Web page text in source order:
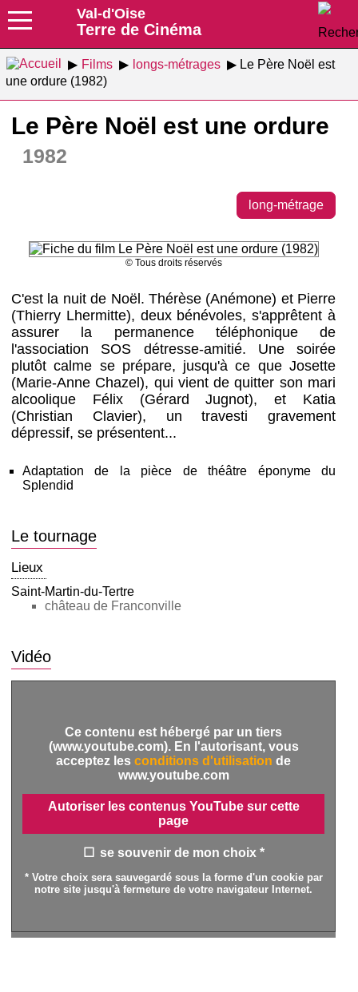
Val-d'Oise
Terre de Cinéma
Films longs-métrages
Le Père Noël est
une ordure (1982)
Le Père Noël est une ordure
1982
long-métrage
© Tous droits réservés
C'est la nuit de Noël. Thérèse (Anémone) et Pierre
(Thierry Lhermitte), deux bénévoles, s'apprêtent à
assurer la permanence téléphonique de
l'association SOS détresse-amitié. Une soirée
plutôt calme se prépare, jusqu'à ce que Josette
(Marie-Anne Chazel), qui vient de quitter son mari
alcoolique Félix (Gérard Jugnot), et Katia
(Christian Clavier), un travesti gravement
dépressif, se présentent...
Adaptation de la pièce de théâtre éponyme du
Splendid
Le tournage
Lieux
Saint-Martin-du-Tertre
château de Franconville
Vidéo
Ce contenu est hébergé par un tiers
(www.youtube.com). En l'autorisant, vous
acceptez les conditions d'utilisation de
www.youtube.com
Autoriser les contenus YouTube sur cette
page
se souvenir de mon choix *
* Votre choix sera sauvegardé sous la forme d'un cookie par
notre site jusqu'à fermeture de votre navigateur Internet.